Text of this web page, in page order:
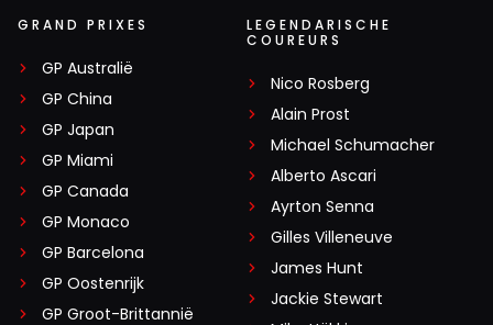
GRAND PRIXES
GP Australië
GP China
GP Japan
GP Miami
GP Canada
GP Monaco
GP Barcelona
GP Oostenrijk
GP Groot-Brittannië
LEGENDARISCHE
COUREURS
Nico Rosberg
Alain Prost
Michael Schumacher
Alberto Ascari
Ayrton Senna
Gilles Villeneuve
James Hunt
Jackie Stewart